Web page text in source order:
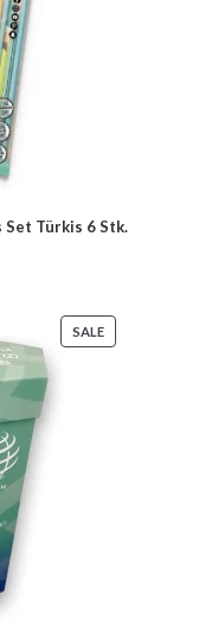
Türkis 6 Stk.
SALE